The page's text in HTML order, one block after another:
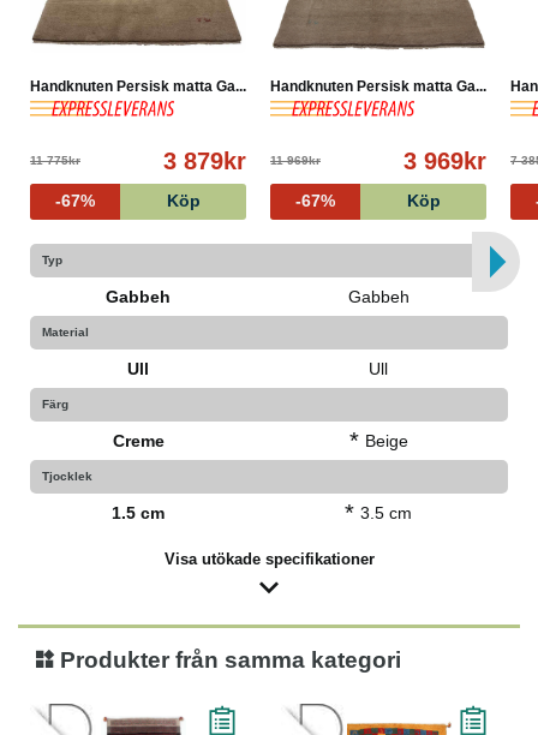
Varp: Ull
Lugg: Ull
det är stor skillnad i kvalitén mellan persiska och indiska
kvalité . Den persiska Gabbeh mattan är mycket
mjukare och mer slitstark.
Handknuten Persisk matta Ga...
11 775kr 3 879kr
-67% Köp
Handknuten Persisk matta Ga...
11 969kr 3 969kr
-67% Köp
7
Typ
Gabbeh Gabbeh
Material
Ull Ull
Färg
Creme * Beige
Tjocklek
1.5 cm * 3.5 cm
Visa utökade specifikationer
Produkter från samma kategori